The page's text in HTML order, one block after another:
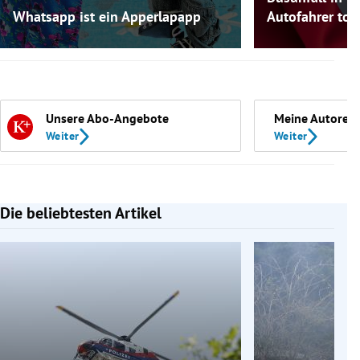
Whatsapp ist ein Apperlapapp
Autofahrer tot
Unsere Abo-Angebote
Weiter
Meine Autoren
Weiter
Die beliebtesten Artikel
Slide 1 von 7